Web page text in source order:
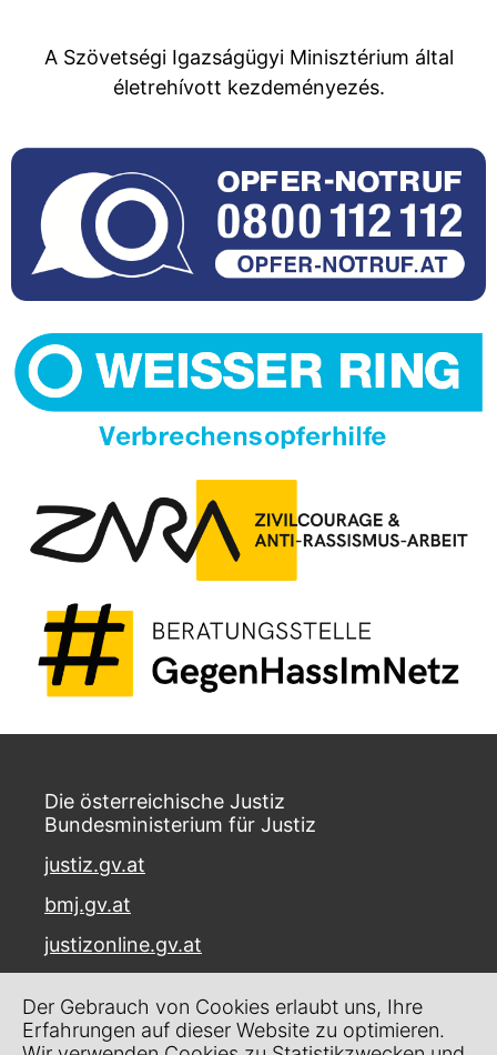
A Szövetségi Igazságügyi Minisztérium által
életrehívott kezdeményezés.
Die österreichische Justiz
Bundesministerium für Justiz
justiz.gv.at
bmj.gv.at
justizonline.gv.at
Museumstraße 7
1070 Wien
Der Gebrauch von Cookies erlaubt uns, Ihre
Erfahrungen auf dieser Website zu optimieren.